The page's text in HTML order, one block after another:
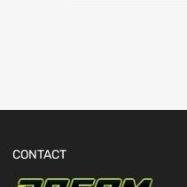
CONTACT